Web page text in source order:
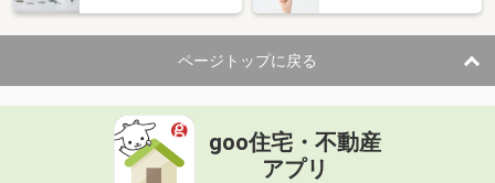
ページトップに戻る
goo住宅・不動産
アプリ